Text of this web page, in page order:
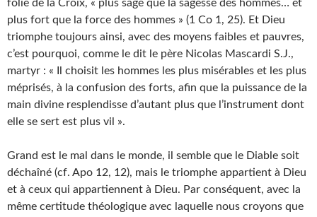
folie de la Croix, « plus sage que la sagesse des hommes… et
plus fort que la force des hommes » (1 Co 1, 25). Et Dieu
triomphe toujours ainsi, avec des moyens faibles et pauvres,
c’est pourquoi, comme le dit le père Nicolas Mascardi S.J.,
martyr : « Il choisit les hommes les plus misérables et les plus
méprisés, à la confusion des forts, afin que la puissance de la
main divine resplendisse d’autant plus que l’instrument dont
elle se sert est plus vil ».
Grand est le mal dans le monde, il semble que le Diable soit
déchaîné (cf. Apo 12, 12), mais le triomphe appartient à Dieu
et à ceux qui appartiennent à Dieu. Par conséquent, avec la
même certitude théologique avec laquelle nous croyons que